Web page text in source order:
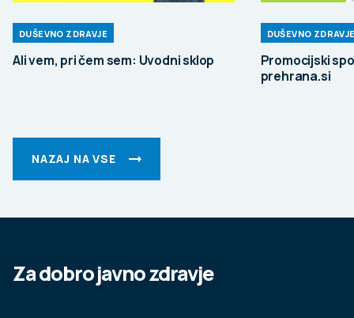
DUŠEVNO ZDRAVJE
Ali vem, pri čem sem: Uvodni sklop
DUŠEVNO
Promocijski
prehrana.si
NAZAJ NA VSE
Za dobro javno zdravje